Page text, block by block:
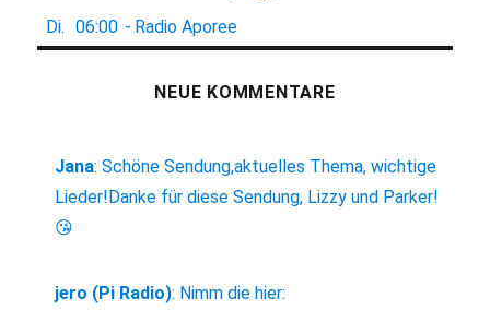
Di.
06:00 - Radio Aporee
NEUE KOMMENTARE
Jana:Schöne Sendung,aktuelles Thema, wichtige
Lieder!Danke für diese Sendung, Lizzy und Parker!
😘
jero (Pi Radio): Nimm die hier: